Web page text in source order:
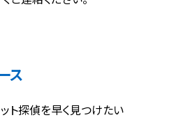
ス
ト探偵を早く見つけたい